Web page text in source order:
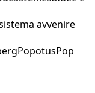
avvenire
PopotusPop